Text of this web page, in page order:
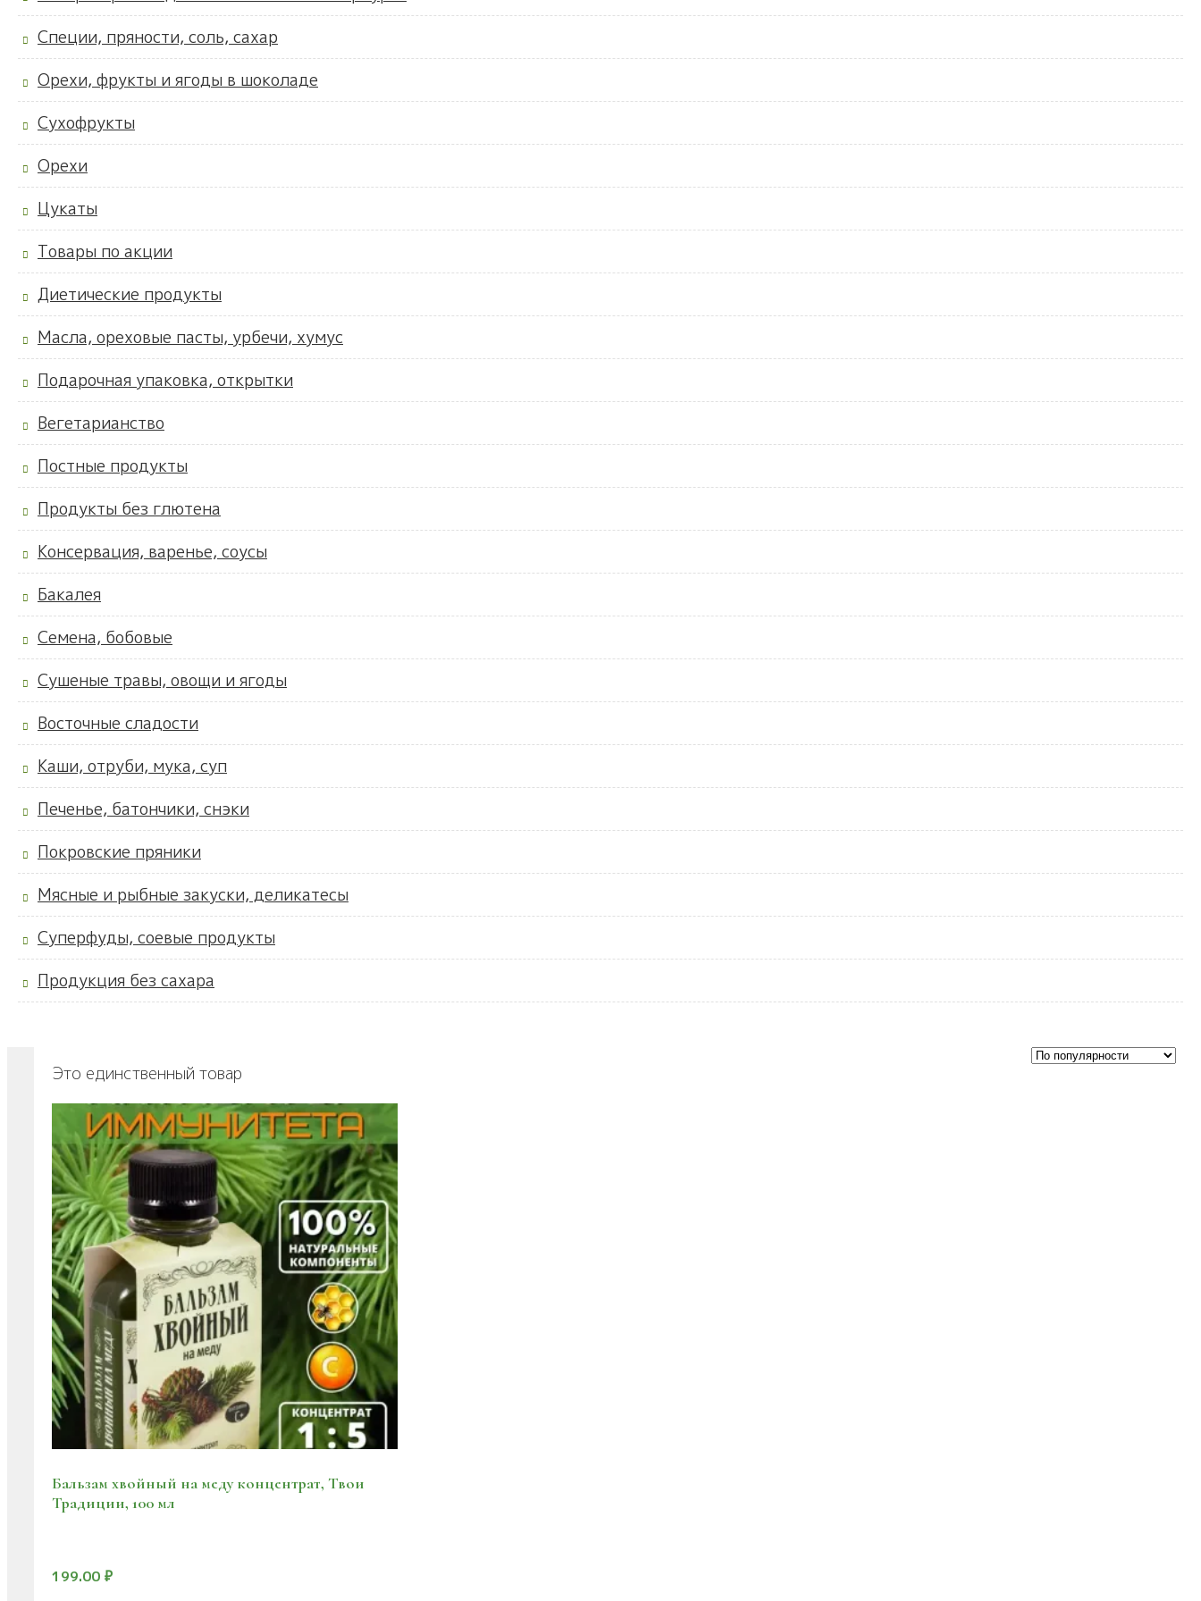
Специи, пряности, соль, сахар
Орехи, фрукты и ягоды в шоколаде
Сухофрукты
Орехи
Цукаты
Товары по акции
Диетические продукты
Масла, ореховые пасты, урбечи, хумус
Подарочная упаковка, открытки
Вегетарианство
Постные продукты
Продукты без глютена
Консервация, варенье, соусы
Бакалея
Семена, бобовые
Сушеные травы, овощи и ягоды
Восточные сладости
Каши, отруби, мука, суп
Печенье, батончики, снэки
Покровские пряники
Мясные и рыбные закуски, деликатесы
Суперфуды, соевые продукты
Продукция без сахара
Это единственный товар
Бальзам хвойный на меду концентрат, Твои
Традиции, 100 мл
199.00 ₽